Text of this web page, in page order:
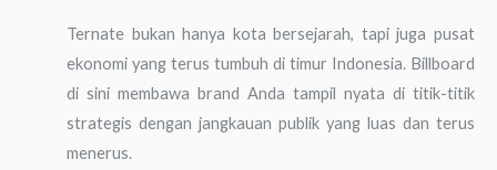
Ternate bukan hanya kota bersejarah, tapi juga pusat
ekonomi yang terus tumbuh di timur Indonesia. Billboard
di sini membawa brand Anda tampil nyata di titik-titik
strategis dengan jangkauan publik yang luas dan terus
menerus.